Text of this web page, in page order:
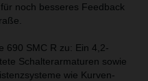
noch besseres Feedback
690 SMC R zu: Ein 4,2-
Schalterarmaturen sowie
wie Kurven-